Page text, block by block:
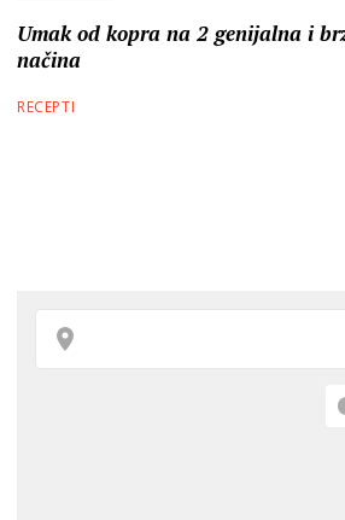
Umak od kopra na 2 genijalna i
načina
RECEPTI